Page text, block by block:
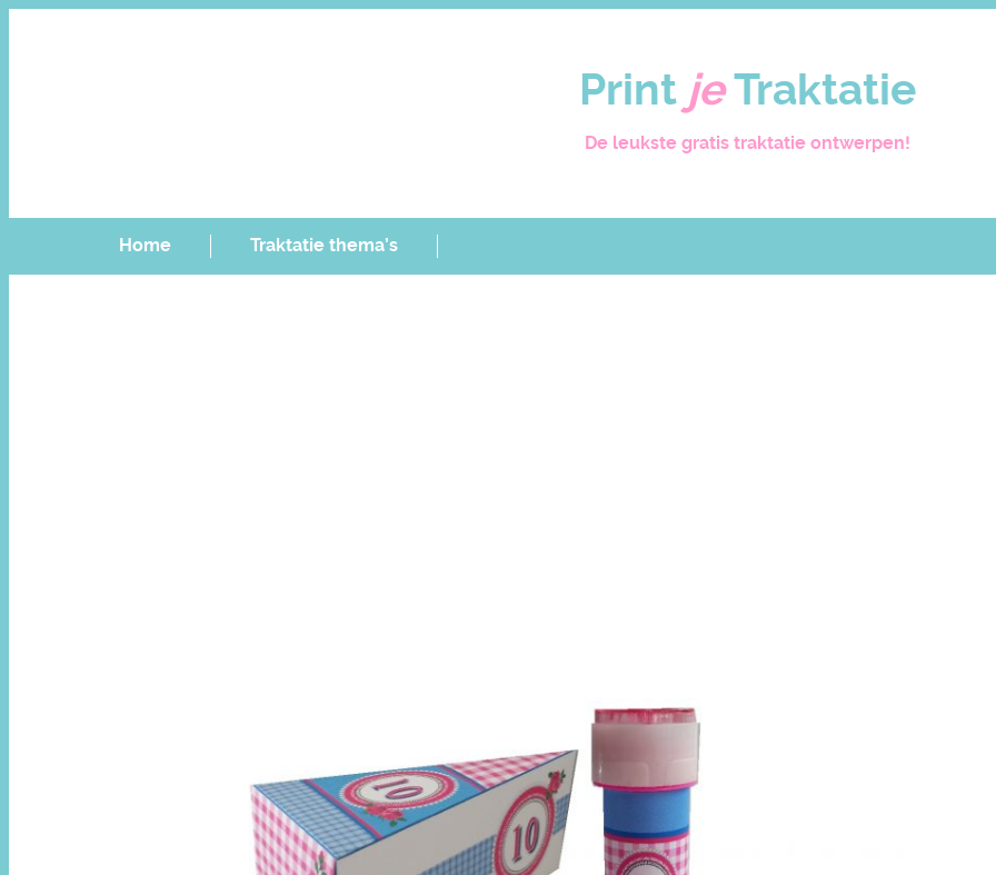
Print je Traktatie
De leukste gratis traktatie ontwerpen!
Home Traktatie thema’s